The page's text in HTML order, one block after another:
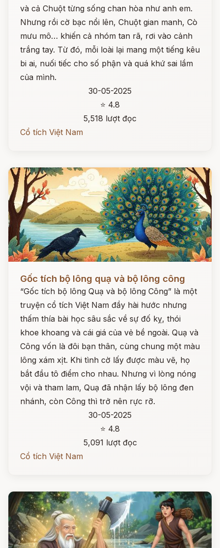
và cả Chuột từng sống chan hòa như anh em.
Nhưng rồi cờ bạc nổi lên, Chuột gian manh, Cò
mưu mô… khiến cả nhóm tan rã, rơi vào cảnh
trắng tay. Từ đó, mỗi loài lại mang một tiếng kêu
bi ai, nuối tiếc cho số phận và quá khứ sai lầm
của mình.
30-05-2025
⭐ 4.8
5,518 lượt đọc
Cổ tích Việt Nam
Đọc ngay
Gốc tích bộ lông quạ và bộ lông công
“Gốc tích bộ lông Quạ và bộ lông Công” là một
truyện cổ tích Việt Nam đầy hài hước nhưng
thấm thía bài học sâu sắc về sự đố kỵ, thói
khoe khoang và cái giá của vẻ bề ngoài. Quạ và
Công vốn là đôi bạn thân, cùng chung một màu
lông xám xịt. Khi tình cờ lấy được màu vẽ, họ
bắt đầu tô điểm cho nhau. Nhưng vì lòng nóng
vội và tham lam, Quạ đã nhận lấy bộ lông đen
nhánh, còn Công thì trở nên rực rỡ.
30-05-2025
⭐ 4.8
5,091 lượt đọc
Cổ tích Việt Nam